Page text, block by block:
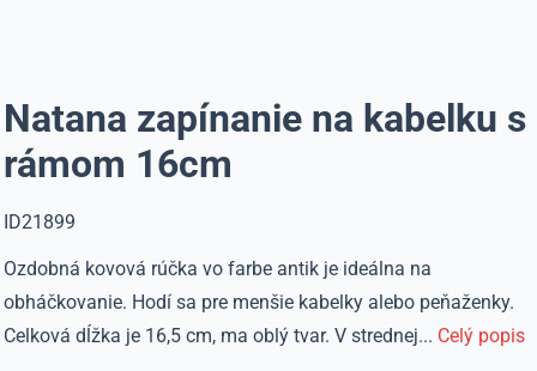
Natana zapínanie na kabelku s
rámom 16cm
ID21899
Ozdobná kovová rúčka vo farbe antik je ideálna na
obháčkovanie. Hodí sa pre menšie kabelky alebo peňaženky.
Celková dĺžka je 16,5 cm, ma oblý tvar. V strednej... Celý popis